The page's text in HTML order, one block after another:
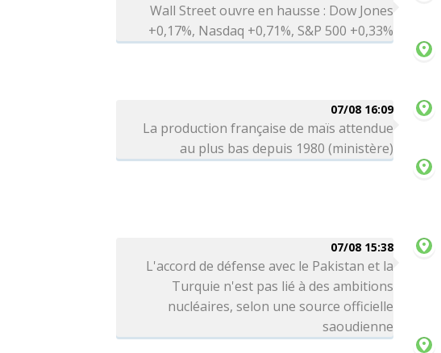
Wall Street ouvre en hausse : Dow Jones
+0,17%, Nasdaq +0,71%, S&P 500 +0,33%
07/08 16:09
La production française de maïs attendue
au plus bas depuis 1980 (ministère)
07/08 15:38
L'accord de défense avec le Pakistan et la
Turquie n'est pas lié à des ambitions
nucléaires, selon une source officielle
saoudienne